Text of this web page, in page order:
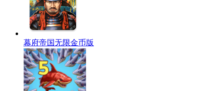
幕府帝国无限金币版